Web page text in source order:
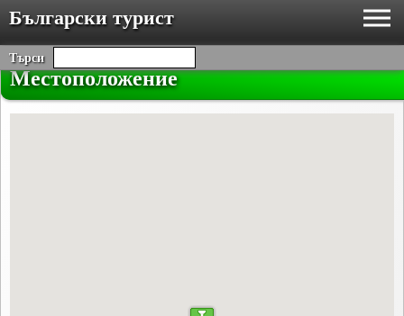
Български турист
Търси
Местоположение